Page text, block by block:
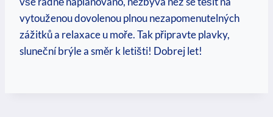
vytouženou dovolenou plnou nezapomenutelných
zážitků a relaxace u moře. Tak připravte plavky,
sluneční brýle a směr k letišti! Dobrej let!